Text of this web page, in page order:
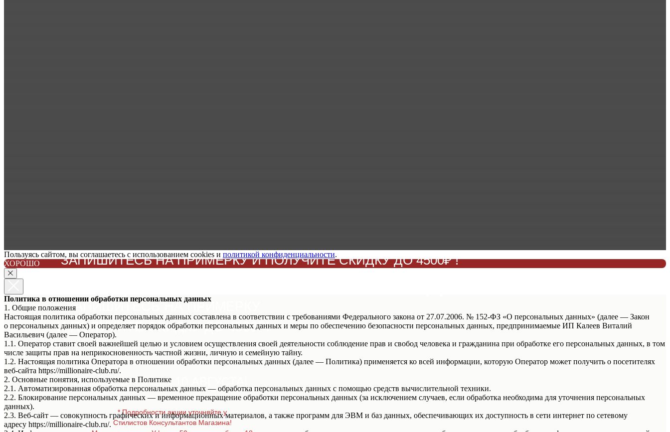
ЗАПИШИТЕСЬ НА ПРИМЕРКУ И ПОЛУЧИТЕ СКИДКУ ДО 4500₽ !
НЕ ЗАБУДЬТЕ ЗАБРАТЬ СВОЮ СКИДКУ!
ЗАПИШИТЕСЬ НА ПРИМЕРКУ
И ПОЛУЧИТЕ СКИДКУ ДО 4500₽!
АКЦИЯ ДЕЙСТВУЕТ ДО 10 АВГУСТА!
* Подробности акции уточняйте у
Стилистов Консультантов Магазина!
Пользуясь сайтом, вы соглашаетесь с использованием cookies и политикой конфиденциальности.
ХОРОШО
Политика в отношении обработки персональных данных
1. Общие положения
Настоящая политика обработки персональных данных составлена в соответствии с требованиями Федерального закона от 27.07.2006. № 152-ФЗ «О персональных данных» (далее — Закон
о персональных данных) и определяет порядок обработки персональных данных и меры по обеспечению безопасности персональных данных, предпринимаемые ИП Калеев Виталий
Васильевич (далее — Оператор).
1.1. Оператор ставит своей важнейшей целью и условием осуществления своей деятельности соблюдение прав и свобод человека и гражданина при обработке его персональных данных, в том
числе защиты прав на неприкосновенность частной жизни, личную и семейную тайну.
1.2. Настоящая политика Оператора в отношении обработки персональных данных (далее — Политика) применяется ко всей информации, которую Оператор может получить о посетителях
веб-сайта https://millionaire-club.ru/.
2. Основные понятия, используемые в Политике
2.1. Автоматизированная обработка персональных данных — обработка персональных данных с помощью средств вычислительной техники.
2.2. Блокирование персональных данных — временное прекращение обработки персональных данных (за исключением случаев, если обработка необходима для уточнения персональных
данных).
2.3. Веб-сайт — совокупность графических и информационных материалов, а также программ для ЭВМ и баз данных, обеспечивающих их доступность в сети интернет по сетевому
адресу https://millionaire-club.ru/.